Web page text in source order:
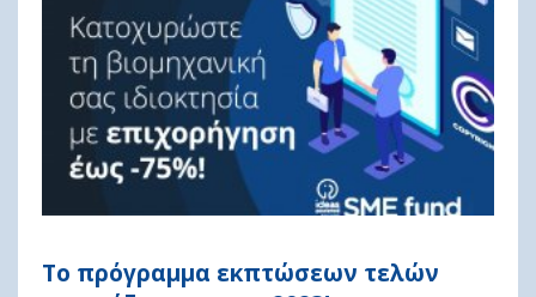
Το πρόγραμμα εκπτώσεων τελών